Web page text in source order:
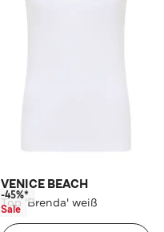
VENICE BEACH
Top 'Brenda' weiß
-45%*
Sale